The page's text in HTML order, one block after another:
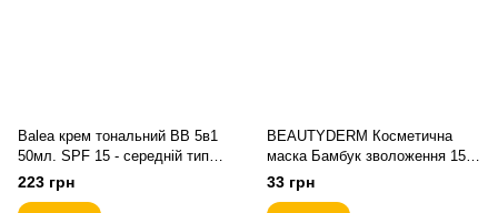
Balea крем тональний BB 5в1
50мл. SPF 15 - середній тип
шкіри
223 грн
BEAUTYDERM Косметична
маска Бамбук зволоження 15
мл.
33 грн